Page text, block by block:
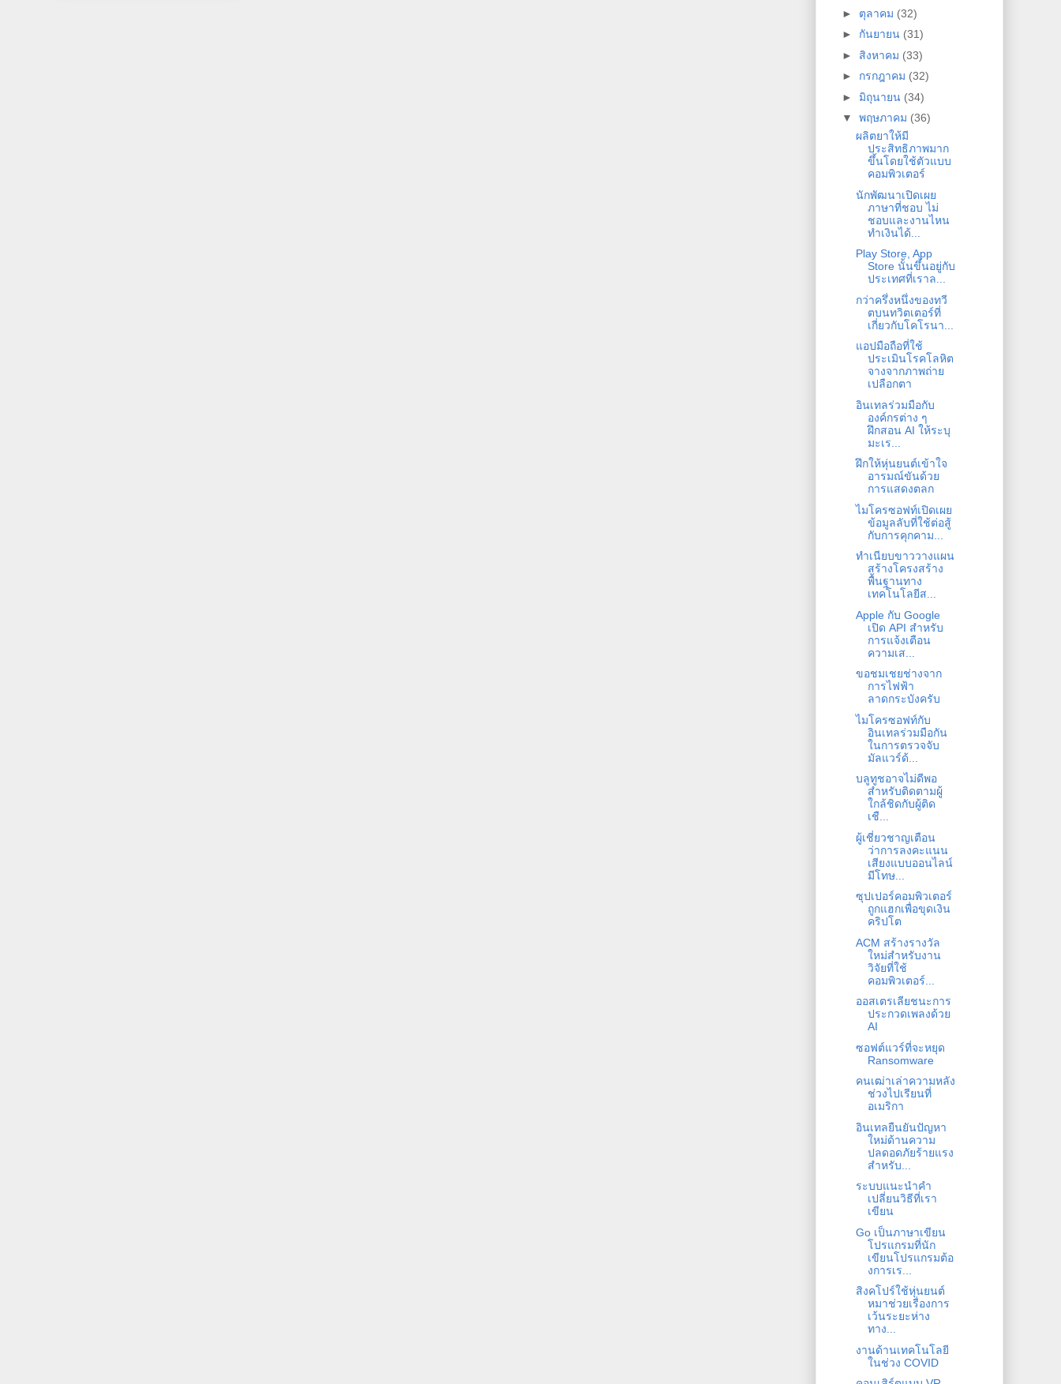
► ตุลาคม (32)
► กันยายน (31)
► สิงหาคม (33)
► กรกฎาคม (32)
► มิถุนายน (34)
▼ พฤษภาคม (36)
ผลิตยาให้มี
ประสิทธิภาพมาก
ขึ้นโดยใช้ตัวแบบ
คอมพิวเตอร์
นักพัฒนาเปิดเผย
ภาษาที่ชอบ ไม่
ชอบและงานไหน
ทำเงินได้...
Play Store, App
Store นั้นขึ้นอยู่กับ
ประเทศที่เราล...
กว่าครึ่งหนึ่งของทวี
ตบนทวิตเตอร์ที่
เกี่ยวกับโคโรนา...
แอปมือถือที่ใช้
ประเมินโรคโลหิต
จางจากภาพถ่าย
เปลือกตา
อินเทลร่วมมือกับ
องค์กรต่าง ๆ
ฝึกสอน AI ให้ระบุ
มะเร...
ฝึกให้หุ่นยนต์เข้าใจ
อารมณ์ขันด้วย
การแสดงตลก
ไมโครซอฟท์เปิดเผย
ข้อมูลลับที่ใช้ต่อสู้
กับการคุกคาม...
ทำเนียบขาววางแผน
สร้างโครงสร้าง
พื้นฐานทาง
เทคโนโลยีส...
Apple กับ Google
เปิด API สำหรับ
การแจ้งเตือน
ความเส...
ขอชมเชยช่างจาก
การไฟฟ้า
ลาดกระบังครับ
ไมโครซอฟท์กับ
อินเทลร่วมมือกัน
ในการตรวจจับ
มัลแวร์ด้...
บลูทูชอาจไม่ดีพอ
สำหรับติดตามผู้
ใกล้ชิดกับผู้ติด
เชื...
ผู้เชี่ยวชาญเตือน
ว่าการลงคะแนน
เสียงแบบออนไลน์
มีโทษ...
ซุปเปอร์คอมพิวเตอร์
ถูกแฮกเพื่อขุดเงิน
คริปโต
ACM สร้างรางวัล
ใหม่สำหรับงาน
วิจัยที่ใช้
คอมพิวเตอร์...
ออสเตรเลียชนะการ
ประกวดเพลงด้วย
AI
ซอฟต์แวร์ที่จะหยุด
Ransomware
คนเฒ่าเล่าความหลัง
ช่วงไปเรียนที่
อเมริกา
อินเทลยืนยันปัญหา
ใหม่ด้านความ
ปลดอดภัยร้ายแรง
สำหรับ...
ระบบแนะนำคำ
เปลี่ยนวิธีที่เรา
เขียน
Go เป็นภาษาเขียน
โปรแกรมที่นัก
เขียนโปรแกรมต้อ
งการเร...
สิงคโปร์ใช้หุ่นยนต์
หมาช่วยเรื่องการ
เว้นระยะห่าง
ทาง...
งานด้านเทคโนโลยี
ในช่วง COVID